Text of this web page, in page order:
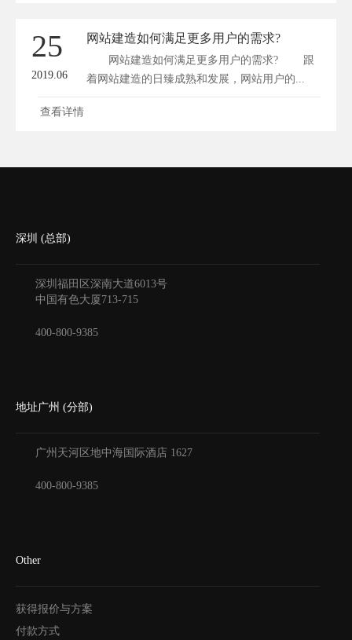
25
2019.06
网站建造如何满足更多用户的需求?
网站建造如何满足更多用户的需求? 跟
着网站建造的日臻成熟和发展，网站用户的...
查看详情
深圳 (总部)
深圳福田区深南大道6013号
中国有色大厦713-715
400-800-9385
地址广州 (分部)
广州天河区地中海国际酒店 1627
400-800-9385
Other
获得报价与方案
付款方式